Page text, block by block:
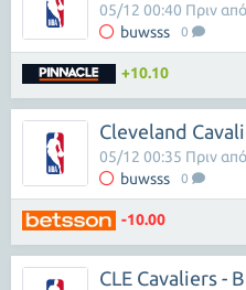
buwsss 0
05/12 00:40 Πριν
+10.10
Cleveland
buwsss 0
05/12 00:35 Πριν
-10.00
CLE Cavaliers -